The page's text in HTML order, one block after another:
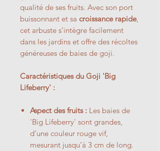
qualité de ses fruits. Avec son port
buissonnant et sa croissance rapide,
cet arbuste s’intègre facilement
dans les jardins et offre des récoltes
généreuses de baies de goji.
Caractéristiques du Goji 'Big
Lifeberry' :
Aspect des fruits : Les baies de
'Big Lifeberry' sont grandes,
d’une couleur rouge vif,
mesurant jusqu’à 3 cm de long.